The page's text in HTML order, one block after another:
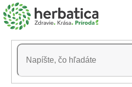
Prejsť
na
obsah